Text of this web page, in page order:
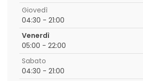
Giovedì
04:30 - 21:00
Venerdì
05:00 - 22:00
Sabato
04:30 - 21:00